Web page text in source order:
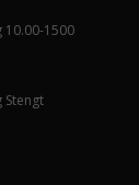
10.00-1500
Stengt